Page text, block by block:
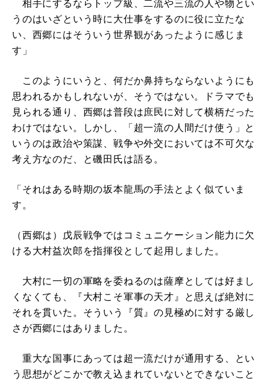
相手にするならトップ級、二流や三流の人や物とい
うのはいざという時に大仕事をするのに役に立たな
い、西郷にはそういう世界観があったように感じま
す」
このようにいうと、何だか鼻持ちならないようにも
思われるかもしれないが、そうではない。ドラマでも
見られる通り、西郷は普段は庶民に対して横柄だった
わけではない。しかし、「超一流の人間だけ使う」と
いうのは政治や策謀、戦争や外交においては不可欠な
考え方なのだ、と磯田氏は語る。
「それはある時期の坂本龍馬の手法とよく似ていま
す。
（西郷は）戊辰戦争ではコミュニケーション能力に欠
ける大村益次郎を指揮役として起用しました。
大村に一切の軍略を委ねるのは薩摩としては好まし
くなくても、『大村こそ軍事の天才』と思えば絶対に
それを貫いた。そういう『質』の見極めに対する厳し
さが西郷にはありました。
重大な国事にあっては超一流だけが通用する、とい
う思想がどこかで教え込まれていないとできないこと